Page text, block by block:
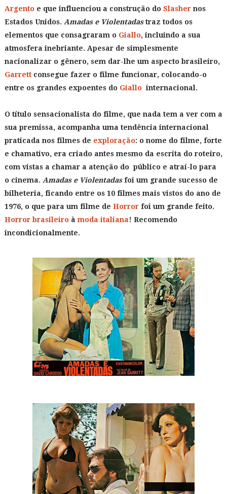
Argentoe que influenciou a construção do Slashernos
Estados Unidos. Amadas e Violentadastraz todos os
elementos que consagraram o Giallo, incluindo a sua
atmosfera inebriante. Apesar de simplesmente
nacionalizar o gênero, sem dar-lhe um aspecto brasileiro,
Garrettconsegue fazer o filme funcionar, colocando-o
entre os grandes expoentes do Giallointernacional.
O título sensacionalista do filme, que nada tem a ver com a
sua premissa, acompanha uma tendência internacional
praticada nos filmes de exploração: o nome do filme, forte
e chamativo, era criado antes mesmo da escrita do roteiro,
com vistas a chamar a atenção do público e atraí-lo para
o cinema. Amadas e Violentadasfoi um grande sucesso de
bilheteria, ficando entre os 10 filmes mais vistos do ano de
1976, o que para um filme de Horrorfoi um grande feito.
Horror brasileiroà moda italiana! Recomendo
incondicionalmente.